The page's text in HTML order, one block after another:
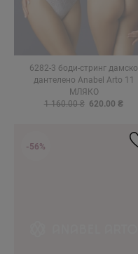
6282-3 боди-стринг дамско
дантелено Anabel Arto 11
МЛЯКО
1 160.00 ₴ 620.00 ₴
-56%